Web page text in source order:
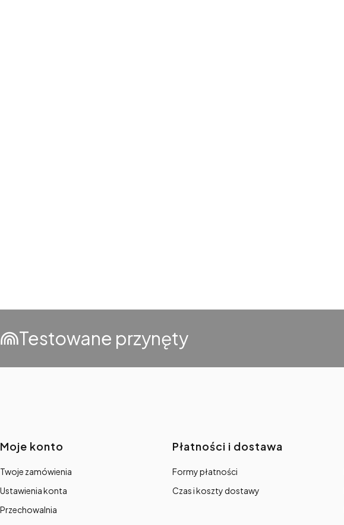
Testowane przynęty
Linki w stopce
Moje konto
Twoje zamówienia
Ustawienia konta
Przechowalnia
Płatności i dostawa
Formy płatności
Czas i koszty dostawy